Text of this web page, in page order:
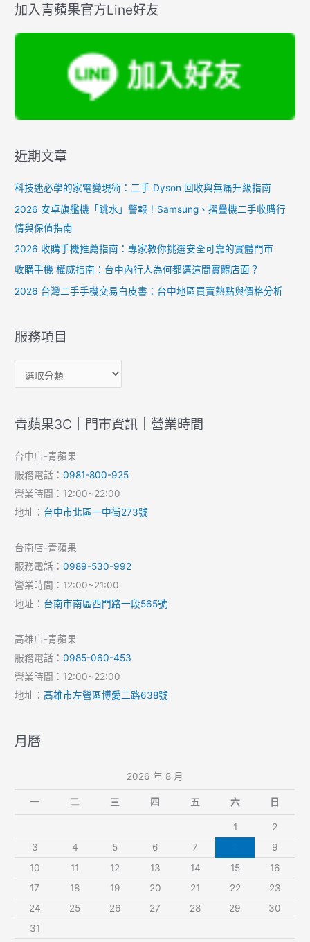
加入青蘋果官方Line好友
近期文章
科技迷必學的家電變現術：二手 Dyson 回收與無痛升級指南
2026 安卓旗艦機「跳水」警報！Samsung、摺疊機二手收購行
情與保值指南
2026 收購手機推薦指南：專家教你挑選安全可靠的實體門市
收購手機 權威指南：台中內行人為何都選這間實體店面？
2026 台灣二手手機交易白皮書：台中地區買賣熱點與價格分析
服務項目
青蘋果3C｜門市資訊｜營業時間
台中店-青蘋果
服務電話：0981-800-925
營業時間：12:00~22:00
地址： 台中市北區一中街273號
台南店-青蘋果
服務電話：0989-530-992
營業時間：12:00~21:00
地址： 台南市南區西門路一段565號
高雄店-青蘋果
服務電話：0985-060-453
營業時間：12:00~22:00
地址：高雄市左營區博愛二路638號
月曆
2026 年 8 月
一 二 三 四 五 六 日
1
2
3
4 5 6 7
9
10
11 12 13 14 15
16
17
18 19 20 21 22
23
24
25 26 27 28 29
30
31